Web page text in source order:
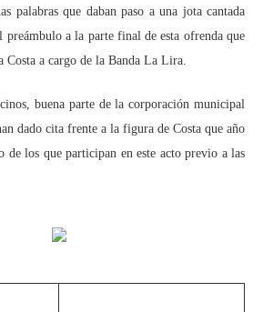
palabras que daban paso a una jota cantada
preámbulo a la parte final de esta ofrenda que
Costa a cargo de la Banda La Lira.
buena parte de la corporación municipal
dado cita frente a la figura de Costa que año
de los que participan en este acto previo a las